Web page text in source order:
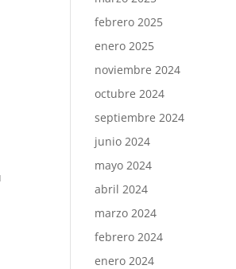
febrero 2025
enero 2025
noviembre 2024
octubre 2024
septiembre 2024
junio 2024
mayo 2024
abril 2024
marzo 2024
febrero 2024
enero 2024